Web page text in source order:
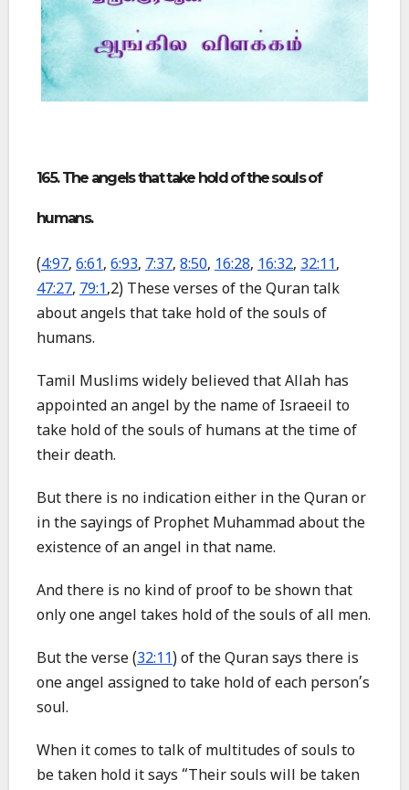
165. The angels that take hold of the souls of
humans.
(4:97, 6:61, 6:93, 7:37, 8:50, 16:28, 16:32, 32:11,
47:27, 79:1,2) These verses of the Quran talk
about angels that take hold of the souls of
humans.
Tamil Muslims widely believed that Allah has
appointed an angel by the name of Israeeil to
take hold of the souls of humans at the time of
their death.
But there is no indication either in the Quran or
in the sayings of Prophet Muhammad about the
existence of an angel in that name.
And there is no kind of proof to be shown that
only one angel takes hold of the souls of all men.
But the verse (32:11) of the Quran says there is
one angel assigned to take hold of each person’s
soul.
When it comes to talk of multitudes of souls to
be taken hold it says “Their souls will be taken